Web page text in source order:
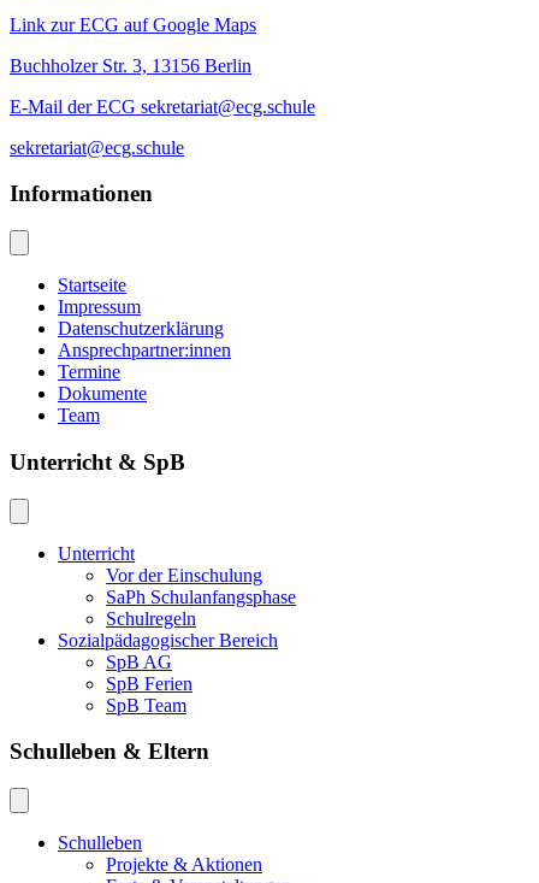
Link zur ECG auf Google Maps
Buchholzer Str. 3, 13156 Berlin
E-Mail der ECG sekretariat@ecg.schule
sekretariat@ecg.schule
Informationen
Startseite
Impressum
Datenschutzerklärung
Ansprechpartner:innen
Termine
Dokumente
Team
Unterricht & SpB
Unterricht
Vor der Einschulung
SaPh Schulanfangsphase
Schulregeln
Sozialpädagogischer Bereich
SpB AG
SpB Ferien
SpB Team
Schulleben & Eltern
Schulleben
Projekte & Aktionen